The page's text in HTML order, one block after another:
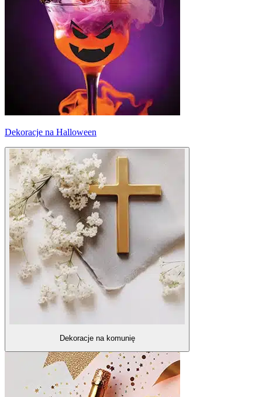
Dekoracje na Halloween
Dekoracje na komunię